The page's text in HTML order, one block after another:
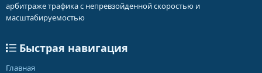
арбитраже трафика с непревзойденной скоростью и
масштабируемостью
Быстрая навигация
Главная